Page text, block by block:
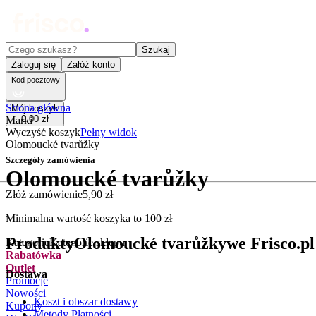
Czego szukasz?
Szukaj
Zaloguj się
Załóż konto
Kod pocztowy
Mój koszyk
0,00 zł
Wyczyść koszykPełny widok
Szczegóły zamówienia
Złóż zamówienie5,90 zł
Minimalna wartość koszyka to 100 zł
KategorieKategorie sklepu
Rabatówka
Outlet
Promocje
Nowości
Kupony
Strona główna
Marki
Olomoucké tvarůžky
Olomoucké tvarůžky
.
ProduktyOlomoucké tvarůžkywe Frisco.pl
Dostawa
Koszt i obszar dostawy